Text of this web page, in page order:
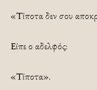
«Τίποτα δεν σου
Είπε ο αδελφός:
«Τίποτα».